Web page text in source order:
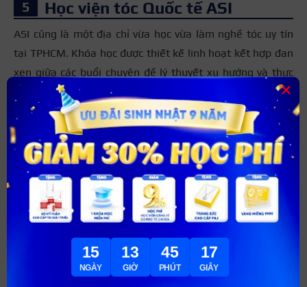
Học viện tóc Quốc tế ASI
ASI cũng là một địa chỉ vừa học vừa làm nghề tóc uy tín
tại TPHCM. Khóa học được thiết kế linh hoạt kết hợp đan
xen giữa các buổi chuyên đề lý thuyết xu hướng và thực
hành trực tiếp trên khách hàng ngay tại chuỗi salon liên
kết. Ngoài kỹ thuật tóc, học viên còn được đào tạo về
phong cách làm việc và kỹ năng giao tiếp với khách hàng.
Trung tâm cũng thường xuyên tổ chức nhiều cuộc thi tay
nghề và các workshop cùng chuyên gia nước ngoài giúp
học viên tích lũy nhiều kinh nghiệm. Môi trường học tập
chuyên nghiệp, hiện đại, có chế độ đãi ngộ và trợ cấp học
Thông tin liên hệ:
15
NGÀY
13
GIỜ
45
PHÚT
15
GIÂY
×